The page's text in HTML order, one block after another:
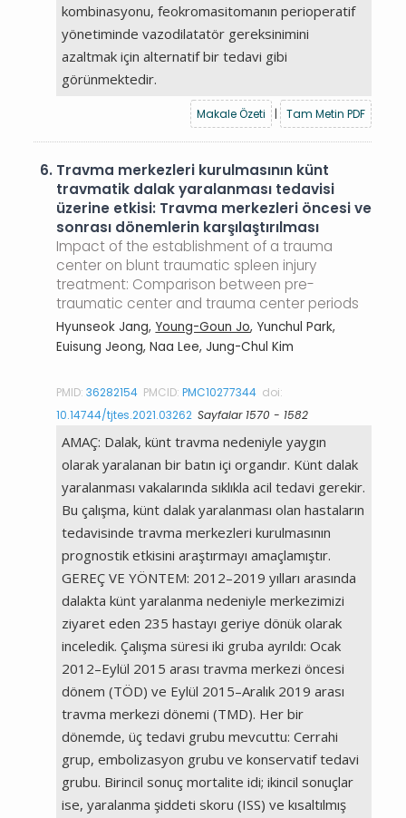
kombinasyonu, feokromasitomanın perioperatif
yönetiminde vazodilatatör gereksinimini
azaltmak için alternatif bir tedavi gibi
görünmektedir.
Makale Özeti | Tam Metin PDF
6. Travma merkezleri kurulmasının künt
travmatik dalak yaralanması tedavisi
üzerine etkisi: Travma merkezleri öncesi ve
sonrası dönemlerin karşılaştırılması
Impact of the establishment of a trauma
center on blunt traumatic spleen injury
treatment: Comparison between pre-
traumatic center and trauma center periods
Hyunseok Jang, Young-Goun Jo, Yunchul Park,
Euisung Jeong, Naa Lee, Jung-Chul Kim
PMID:36282154 PMCID:PMC10277344 doi:
10.14744/tjtes.2021.03262 Sayfalar 1570 - 1582
AMAÇ: Dalak, künt travma nedeniyle yaygın
olarak yaralanan bir batın içi organdır. Künt dalak
yaralanması vakalarında sıklıkla acil tedavi gerekir.
Bu çalışma, künt dalak yaralanması olan hastaların
tedavisinde travma merkezleri kurulmasının
prognostik etkisini araştırmayı amaçlamıştır.
GEREÇ VE YÖNTEM: 2012–2019 yılları arasında
dalakta künt yaralanma nedeniyle merkezimizi
ziyaret eden 235 hastayı geriye dönük olarak
inceledik. Çalışma süresi iki gruba ayrıldı: Ocak
2012–Eylül 2015 arası travma merkezi öncesi
dönem (TÖD) ve Eylül 2015–Aralık 2019 arası
travma merkezi dönemi (TMD). Her bir
dönemde, üç tedavi grubu mevcuttu: Cerrahi
grup, embolizasyon grubu ve konservatif tedavi
grubu. Birincil sonuç mortalite idi; ikincil sonuçlar
ise, yaralanma şiddeti skoru (ISS) ve kısaltılmış